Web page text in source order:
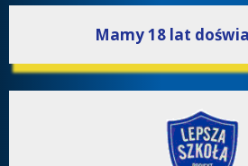
Mamy 18 lat